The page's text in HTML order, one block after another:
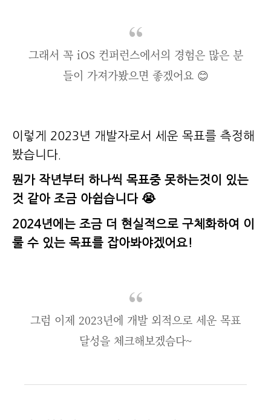
그래서 꼭 iOS 컨퍼런스에서의 경험은 많은 분
들이 가져가봤으면 좋겠어요 😊
이렇게 2023년 개발자로서 세운 목표를 측정해
봤습니다.
뭔가 작년부터 하나씩 목표중 못하는것이 있는
것 같아 조금 아쉽습니다 😭
2024년에는 조금 더 현실적으로 구체화하여 이
룰 수 있는 목표를 잡아봐야겠어요!
그럼 이제 2023년에 개발 외적으로 세운 목표
달성을 체크해보겠슴다~